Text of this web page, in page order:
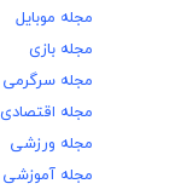
مجله موبایل
مجله بازی
مجله سرگرمی
مجله اقتصادی
مجله ورزشی
مجله آموزشی